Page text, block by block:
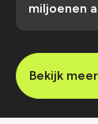
miljoenen
Bekijk